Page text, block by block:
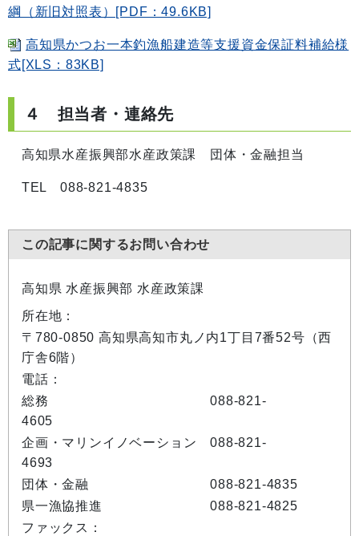
綱（新旧対照表）[PDF：49.6KB]
高知県かつお一本釣漁船建造等支援資金保証料補給様
式[XLS：83KB]
４ 担当者・連絡先
高知県水産振興部水産政策課 団体・金融担当
TEL 088-821-4835
この記事に関するお問い合わせ
高知県 水産振興部 水産政策課
所在地：
〒780-0850 高知県高知市丸ノ内1丁目7番52号（西
庁舎6階）
電話：
総務 088-821-
4605
企画・マリンイノベーション 088-821-
4693
団体・金融 088-821-4835
県一漁協推進 088-821-4825
ファックス：